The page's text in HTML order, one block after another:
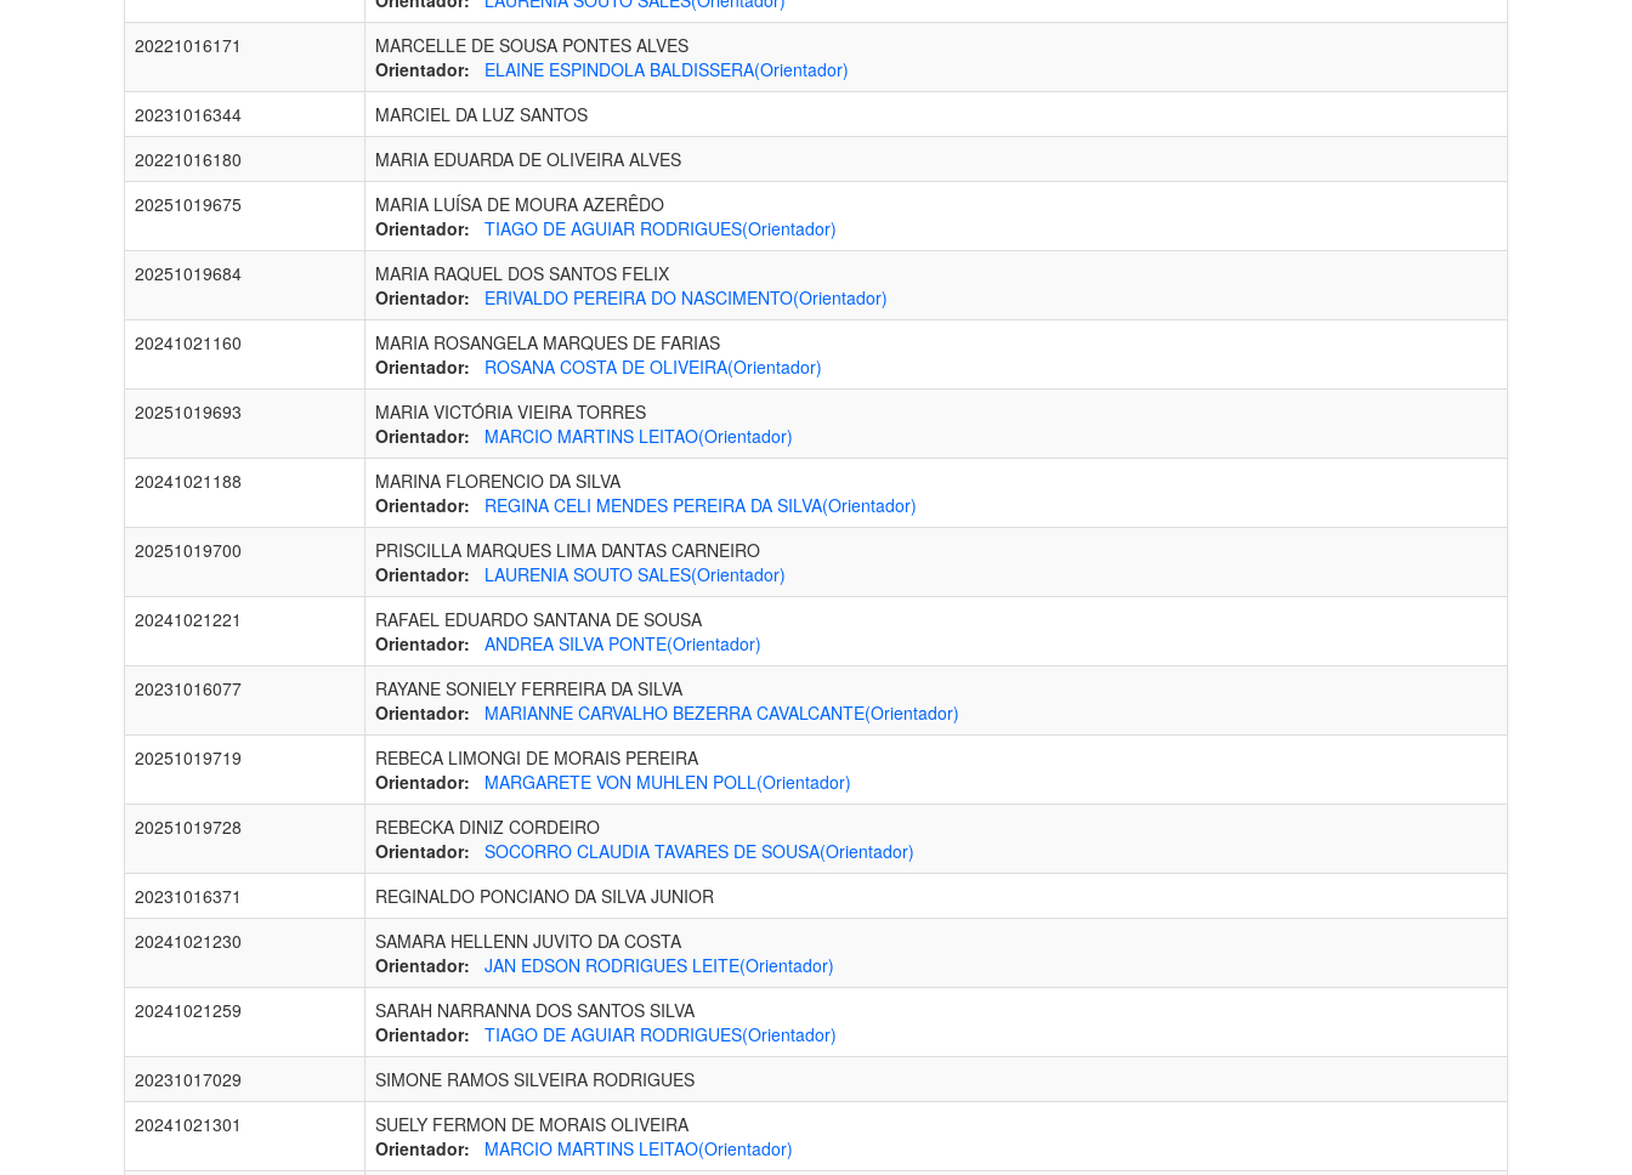
20221016171
MARCELLE DE SOUSA PONTES ALVES
Orientador:
ELAINE ESPINDOLA BALDISSERA(Orientador)
20231016344
MARCIEL DA LUZ SANTOS
20221016180
MARIA EDUARDA DE OLIVEIRA ALVES
20251019675
MARIA LUÍSA DE MOURA AZERÊDO
Orientador:
TIAGO DE AGUIAR RODRIGUES(Orientador)
20251019684
MARIA RAQUEL DOS SANTOS FELIX
Orientador:
ERIVALDO PEREIRA DO NASCIMENTO(Orientador)
20241021160
MARIA ROSANGELA MARQUES DE FARIAS
Orientador:
ROSANA COSTA DE OLIVEIRA(Orientador)
20251019693
MARIA VICTÓRIA VIEIRA TORRES
Orientador:
MARCIO MARTINS LEITAO(Orientador)
20241021188
MARINA FLORENCIO DA SILVA
Orientador:
REGINA CELI MENDES PEREIRA DA SILVA(Orientador)
20251019700
PRISCILLA MARQUES LIMA DANTAS CARNEIRO
Orientador:
LAURENIA SOUTO SALES(Orientador)
20241021221
RAFAEL EDUARDO SANTANA DE SOUSA
Orientador:
ANDREA SILVA PONTE(Orientador)
20231016077
RAYANE SONIELY FERREIRA DA SILVA
Orientador:
MARIANNE CARVALHO BEZERRA CAVALCANTE(Orientador)
20251019719
REBECA LIMONGI DE MORAIS PEREIRA
Orientador:
MARGARETE VON MUHLEN POLL(Orientador)
20251019728
REBECKA DINIZ CORDEIRO
Orientador:
SOCORRO CLAUDIA TAVARES DE SOUSA(Orientador)
20231016371
REGINALDO PONCIANO DA SILVA JUNIOR
20241021230
SAMARA HELLENN JUVITO DA COSTA
Orientador:
JAN EDSON RODRIGUES LEITE(Orientador)
20241021259
SARAH NARRANNA DOS SANTOS SILVA
Orientador:
TIAGO DE AGUIAR RODRIGUES(Orientador)
20231017029
SIMONE RAMOS SILVEIRA RODRIGUES
20241021301
SUELY FERMON DE MORAIS OLIVEIRA
Orientador:
MARCIO MARTINS LEITAO(Orientador)